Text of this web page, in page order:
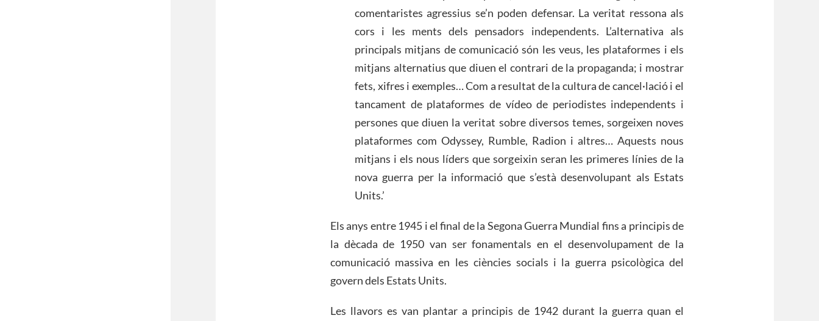
comentaristes agressius se’n poden defensar. La veritat ressona als
cors i les ments dels pensadors independents. L’alternativa als
principals mitjans de comunicació són les veus, les plataformes i els
mitjans alternatius que diuen el contrari de la propaganda; i mostrar
fets, xifres i exemples… Com a resultat de la cultura de cancel·lació i el
tancament de plataformes de vídeo de periodistes independents i
persones que diuen la veritat sobre diversos temes, sorgeixen noves
plataformes com Odyssey, Rumble, Radion i altres… Aquests nous
mitjans i els nous líders que sorgeixin seran les primeres línies de la
nova guerra per la informació que s’està desenvolupant als Estats
Units.’
Els anys entre 1945 i el final de la Segona Guerra Mundial fins a principis de
la dècada de 1950 van ser fonamentals en el desenvolupament de la
comunicació massiva en les ciències socials i la guerra psicològica del
govern dels Estats Units.
Les llavors es van plantar a principis de 1942 durant la guerra quan el